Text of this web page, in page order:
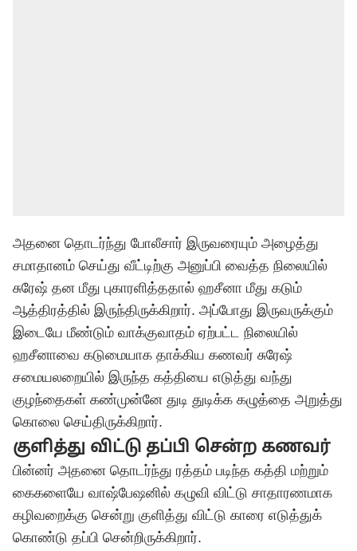
அதனை தொடர்ந்து போலீசார் இருவரையும் அழைத்து
சமாதானம் செய்து வீட்டிற்கு அனுப்பி வைத்த நிலையில்
சுரேஷ் தன மீது புகாரளித்ததால் ஹசீனா மீது கடும்
ஆத்திரத்தில் இருந்திருக்கிறார். அப்போது இருவருக்கும்
இடையே மீண்டும் வாக்குவாதம் ஏற்பட்ட நிலையில்
ஹசீனாவை கடுமையாக தாக்கிய கணவர் சுரேஷ்
சமையலறையில் இருந்த கத்தியை எடுத்து வந்து
குழந்தைகள் கண்முன்னே துடி துடிக்க கழுத்தை அறுத்து
கொலை செய்திருக்கிறார்.
குளித்து விட்டு தப்பி சென்ற கணவர்
பின்னர் அதனை தொடர்ந்து ரத்தம் படிந்த கத்தி மற்றும்
கைகளையே வாஷ்பேஷனில் கழுவி விட்டு சாதாரணமாக
கழிவறைக்கு சென்று குளித்து விட்டு காரை எடுத்துக்
கொண்டு தப்பி சென்றிருக்கிறார்.